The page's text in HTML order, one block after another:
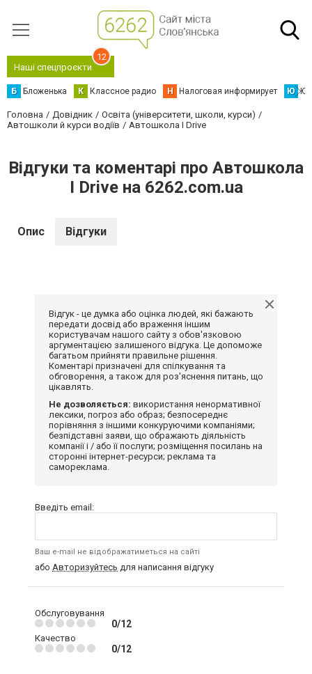
Наші спецпроєкти
12
Б Бложенька К Классное радио Н Налоговая информирует Ю
Головна Довідник
Освіта (університети, школи, курси)
Автошколи й курси водіїв
Автошкола I Drive
Відгуки та коментарі про Автошкола
I Drive на 6262.com.ua
Опис Відгуки
Відгук - це думка або оцінка людей, які бажають
передати досвід або враження іншим
користувачам нашого сайту з обов'язковою
аргументацією залишеного відгука. Це допоможе
багатьом прийняти правильне рішення.
Коментарі призначені для спілкування та
обговорення, а також для роз'яснення питань, що
цікавлять.
Не дозволяється: використання ненормативної
лексики, погроз або образ; безпосереднє
порівняння з іншими конкуруючими компаніями;
безпідставні заяви, що ображають діяльність
компанії і / або її послуги; розміщення посилань на
сторонні інтернет-ресурси; реклама та
самореклама.
Введіть email:
Ваш e-mail не відображатиметься на сайті
або Авторизуйтесь для написання відгуку
Обслуговування
0/12
Качество
0/12